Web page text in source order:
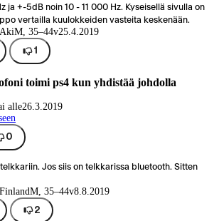
ja +-5dB noin 10 - 11 000 Hz. Kyseisellä sivulla on
vertailla kuulokkeiden vasteita keskenään.
M, 35–44v25.4.2019
1
toimi ps4 kun yhdistää johdolla
alle26.3.2019
0
telkkariin. Jos siis on telkkarissa bluetooth. Sitten
M, 35–44v8.8.2019
2